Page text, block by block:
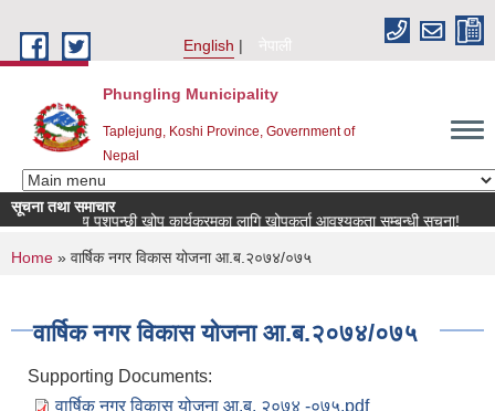
English
नेपाली
Phungling Municipality
Taplejung, Koshi Province, Government of
Nepal
सूचना तथा समाचार
राष्ट्रिय पशुपन्छी खोप कार्यक्रमका लागि खोपकर्ता आवश्यकता सम्बन्धी सूचना!
You are here
Home » वार्षिक नगर विकास योजना आ.ब.२०७४/०७५
वार्षिक नगर विकास योजना आ.ब.२०७४/०७५
Supporting Documents:
वार्षिक नगर विकास योजना आ.ब. २०७४ -०७५.pdf